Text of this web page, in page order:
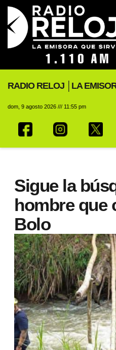
RADIO RELOJ │LA
dom, 9 agosto 2026 /// 11:55 pm
Sigue la
hombre que
Bolo